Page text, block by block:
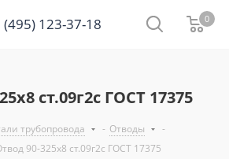
(495) 123-37-18 0
ст.09г2с ГОСТ 17375
трубопровода - Отводы
-
90-325х8 ст.09г2с ГОСТ 17375